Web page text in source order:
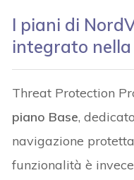
I piani di
integrato nella
Threat Protection
piano Base,
navigazione
funzionalità è